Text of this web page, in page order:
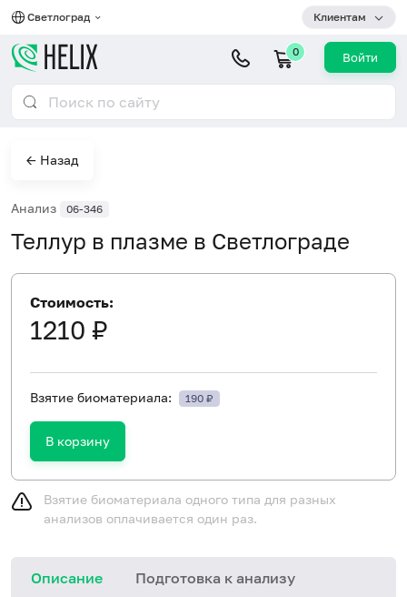
Светлоград Клиентам
0 Войти
← Назад
Анализ 06-346
Теллур в плазме в Светлограде
Стоимость:
1210 ₽
Взятие биоматериала: 190 ₽
В корзину
Взятие биоматериала одного типа для разных
анализов оплачивается один раз.
Описание Подготовка к анализу